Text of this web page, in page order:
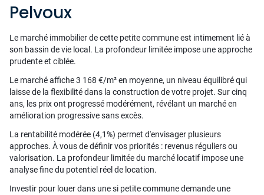
Pelvoux
Le marché immobilier de cette petite commune est intimement lié à
son bassin de vie local. La profondeur limitée impose une approche
prudente et ciblée.
Le marché affiche 3 168 €/m² en moyenne, un niveau équilibré qui
laisse de la flexibilité dans la construction de votre projet. Sur cinq
ans, les prix ont progressé modérément, révélant un marché en
amélioration progressive sans excès.
La rentabilité modérée (4,1%) permet d'envisager plusieurs
approches. À vous de définir vos priorités : revenus réguliers ou
valorisation. La profondeur limitée du marché locatif impose une
analyse fine du potentiel réel de location.
Investir pour louer dans une si petite commune demande une